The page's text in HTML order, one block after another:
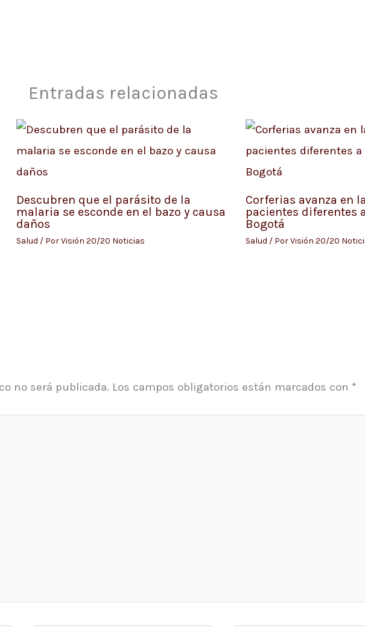
Entradas relacionadas
Descubren que el parásito de la
malaria se esconde en el bazo y causa
daños
Salud / PorVisión 20/20 Noticias
Corferias avanza en
pacientes diferentes a
Bogotá
Salud / PorVisión 20/20
no será publicada. Los campos obligatorios están marcados con *